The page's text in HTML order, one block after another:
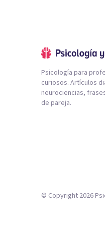
Psicología para
curiosos. Artículos
neurociencias,
de pareja.
© Copyright 2026